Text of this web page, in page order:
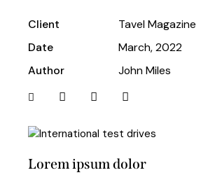
Client
Tavel Magazine
Date
March, 2022
Author
John Miles
Lorem ipsum dolor